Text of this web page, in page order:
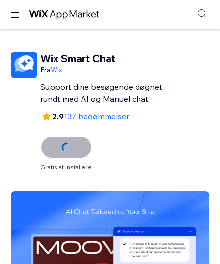
Wix Smart Chat
FraWix
Support dine besøgende døgnet
rundt med AI og Manuel chat.
2.9137 bedømmelser
Gratis at installere